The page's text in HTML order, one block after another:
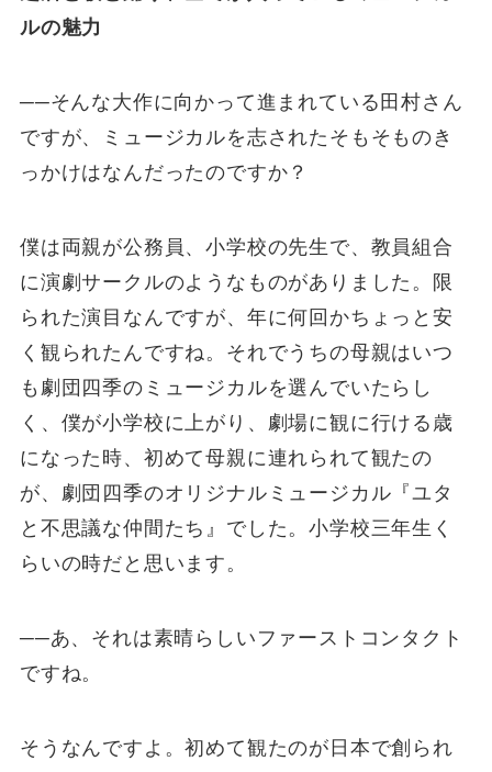
ルの魅力
──そんな大作に向かって進まれている田村さん
ですが、ミュージカルを志されたそもそものき
っかけはなんだったのですか？
僕は両親が公務員、小学校の先生で、教員組合
に演劇サークルのようなものがありました。限
られた演目なんですが、年に何回かちょっと安
く観られたんですね。それでうちの母親はいつ
も劇団四季のミュージカルを選んでいたらし
く、僕が小学校に上がり、劇場に観に行ける歳
になった時、初めて母親に連れられて観たの
が、劇団四季のオリジナルミュージカル『ユタ
と不思議な仲間たち』でした。小学校三年生く
らいの時だと思います。
──あ、それは素晴らしいファーストコンタクト
ですね。
そうなんですよ。初めて観たのが日本で創られ